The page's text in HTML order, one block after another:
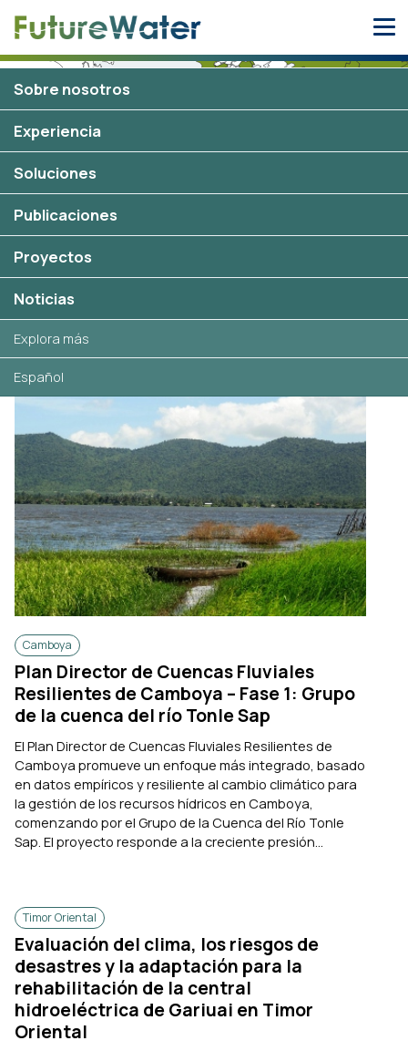
Sobre nosotros
Experiencia
Soluciones
Publicaciones
Proyectos
Noticias
Explora más
Español
Macedonia
1 proyecto
Proyectos seleccionados en
Macedonia
Camboya
Plan Director de Cuencas Fluviales
Resilientes de Camboya – Fase 1: Grupo
de la cuenca del río Tonle Sap
El Plan Director de Cuencas Fluviales Resilientes de
Camboya promueve un enfoque más integrado, basado
en datos empíricos y resiliente al cambio climático para
la gestión de los recursos hídricos en Camboya,
comenzando por el Grupo de la Cuenca del Río Tonle
Sap. El proyecto responde a la creciente presión...
Timor Oriental
Evaluación del clima, los riesgos de
desastres y la adaptación para la
rehabilitación de la central
hidroeléctrica de Gariuai en Timor
Oriental